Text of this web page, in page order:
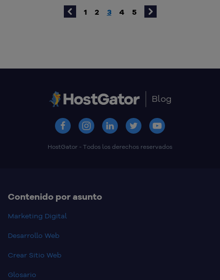
1 2 3 4 5
Blog
HostGator - Todos los derechos reservados
Contenido por asunto
Marketing Digital
Desarrollo Web
Crear Sitio Web
Glosario